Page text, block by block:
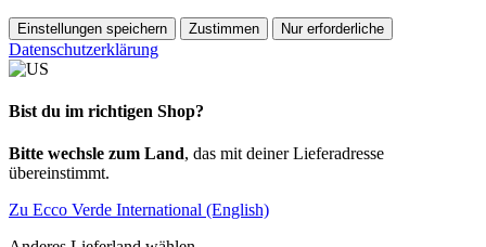
Einstellungen speichern Zustimmen Nur erforderliche
Datenschutzerklärung
Bist du im richtigen Shop?
Bitte wechsle zum Land, das mit deiner Lieferadresse
übereinstimmt.
Zu Ecco Verde International (English)